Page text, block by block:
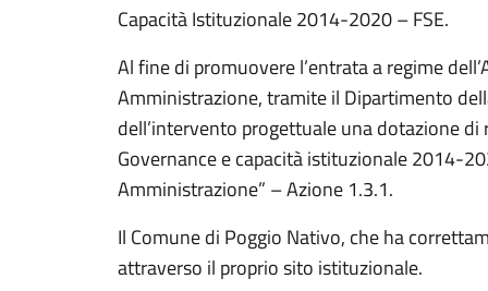
Capacità Istituzionale 2014-2020 – FSE.
Al fine di promuovere l’entrata a regime
Amministrazione, tramite il Dipartimento
dell’intervento progettuale una dotazione
Governance e capacità istituzionale 2014-
Amministrazione” – Azione 1.3.1.
Il Comune di Poggio Nativo, che ha
attraverso il proprio sito istituzionale.